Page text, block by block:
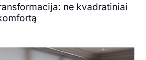
ne kvadratiniai